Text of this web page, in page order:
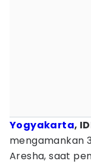
Yogyakarta,
mengamankan
Aresha, saat